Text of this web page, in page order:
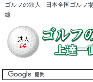
ゴルフの鉄人 - 日本全国ゴルフ
線